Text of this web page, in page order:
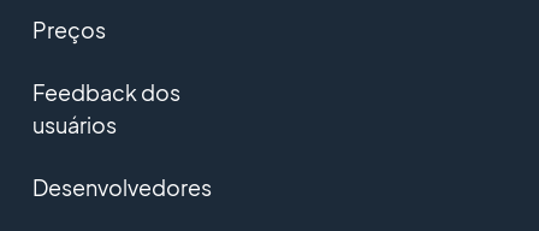
Preços
Feedback dos
usuários
Desenvolvedores